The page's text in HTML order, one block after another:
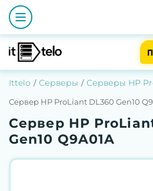
Ittelo Серверы Серверы HP
Сервер HP ProLiant DL360 Gen10
Сервер HP
Gen10 Q9A01A